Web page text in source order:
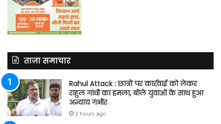
ताज़ा समाचार
Rahul Attack : छात्रों पर कार्रवाई को लेकर
राहुल गांधी का हमला, बोले युवाओं के साथ हुआ
अन्याय गंभीर
2 hours ago